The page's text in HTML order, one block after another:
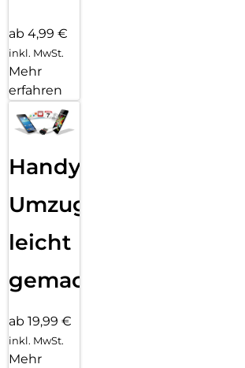
ab 4,99 €
inkl. MwSt.
Mehr
erfahren
Handy
Umzug
leicht
gemacht!
ab 19,99 €
inkl. MwSt.
Mehr